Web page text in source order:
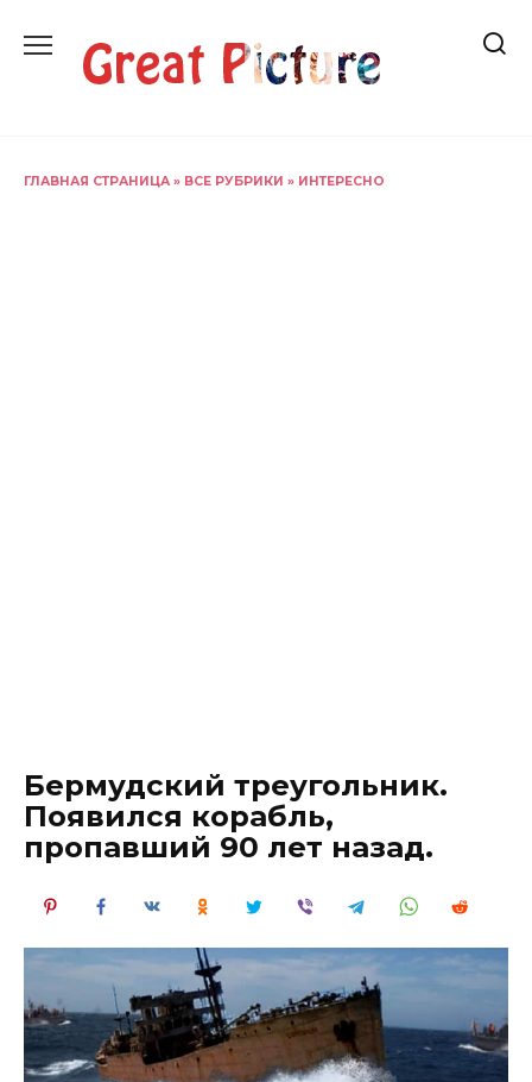
содержанию
ГЛАВНАЯ СТРАНИЦА » ВСЕ РУБРИКИ » ИНТЕРЕСНО
Бермудский треугольник.
Появился корабль,
пропавший 90 лет назад.